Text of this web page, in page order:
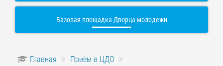
Базовая площадка Дворца молодежи
Главная
Приём в ЦДО